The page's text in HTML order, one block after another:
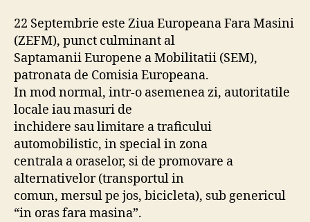
22 Septembrie este Ziua Europeana Fara Masini
(ZEFM), punct culminant al
Saptamanii Europene a Mobilitatii (SEM),
patronata de Comisia Europeana.
In mod normal, intr-o asemenea zi, autoritatile
locale iau masuri de
inchidere sau limitare a traficului
automobilistic, in special in zona
centrala a oraselor, si de promovare a
alternativelor (transportul in
comun, mersul pe jos, bicicleta), sub genericul
“in oras fara masina”.